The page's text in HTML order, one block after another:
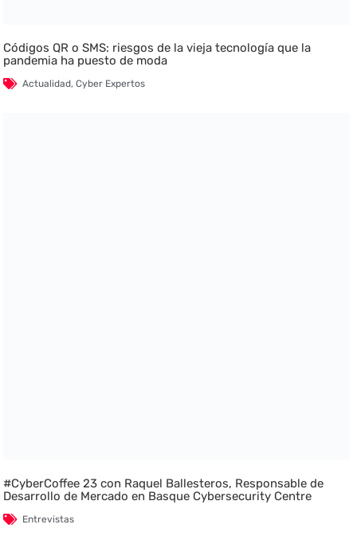
Códigos QR o SMS: riesgos de la vieja tecnología que la
pandemia ha puesto de moda
Actualidad,Cyber Expertos
#CyberCoffee 23 con Raquel Ballesteros, Responsable de
Desarrollo de Mercado en Basque Cybersecurity Centre
Entrevistas